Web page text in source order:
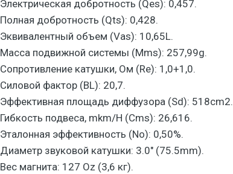
Электрическая добротность (Qes): 0,457.
Полная добротность (Qts): 0,428.
Эквивалентный объем (Vas): 10,65L.
Масса подвижной системы (Mms): 257,99g.
Сопротивление катушки, Ом (Re): 1,0+1,0.
Силовой фактор (BL): 20,7.
Эффективная площадь диффузора (Sd): 518cm2.
Гибкость подвеса, mkm/H (Cms): 26,616.
Эталонная эффективность (No): 0,50%.
Диаметр звуковой катушки: 3.0" (75.5mm).
Вес магнита: 127 Oz (3,6 кг).